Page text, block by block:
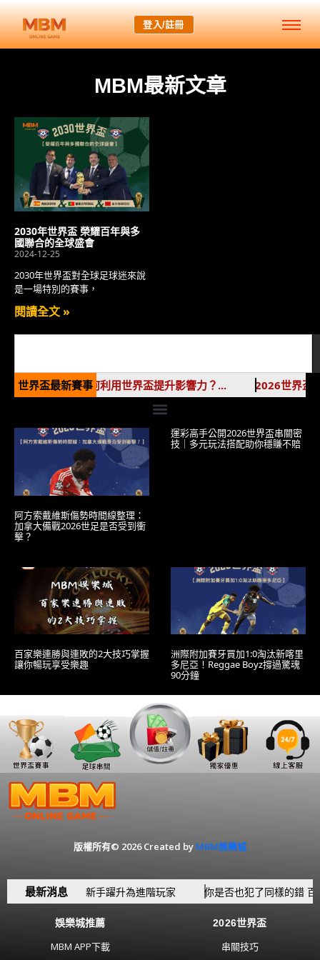
登入/註冊
MBM最新文章
2030年世界盃 榮耀百年與多
國聯合的全球盛會
2024-12-25
2030年世界盃對全球足球迷來說
是一場特別的賽事，
閱讀全文 »
世界盃最新賽事
值飆升！品牌如何利用世界盃提升影響力？... 2026世界盃
阿方索戴維斯傷勢時間線整理：
加拿大備戰2026世足是否受到衝
擊？
運彩高手公開2026世界盃串關密
技｜多元玩法搭配助你穩賺不賠
百家樂連勝與連敗的2大技巧掌握
讓你暢玩享受樂趣
洲際附加賽牙買加1:0淘汰新喀里
多尼亞！Reggae Boyz撐過驚魂
90分鐘
版權所有© 2026 Created by MBM娛樂城
最新消息
6大觀念 讓你從新手躍升為進階玩家 你是否也犯了同樣的錯 百
娛樂城推薦
MBM APP下載
2026世界盃
串關技巧